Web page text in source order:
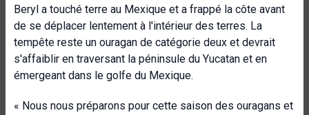
Beryl a touché terre au Mexique et a frappé la côte avant
de se déplacer lentement à l'intérieur des terres. La
tempête reste un ouragan de catégorie deux et devrait
s'affaiblir en traversant la péninsule du Yucatan et en
émergeant dans le golfe du Mexique.
« Nous nous préparons pour cette saison des ouragans et